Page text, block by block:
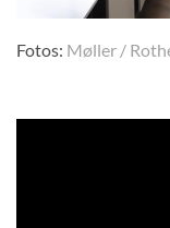
Fotos: Møller /